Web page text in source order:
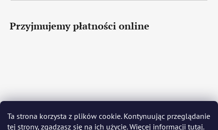
Ta strona korzysta z plików cookie. Kontynuując przeglądanie
tej strony, zgadzasz się na ich użycie. Więcej informacji tutaj.
Przyjmujemy płatności online
Język polski Română Italiano Español
Français
Português Български Hrvatski Slovenščina Srpski